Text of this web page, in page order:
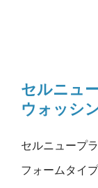
セルニュ
ウォッシ
セルニュープ
フォームタイ